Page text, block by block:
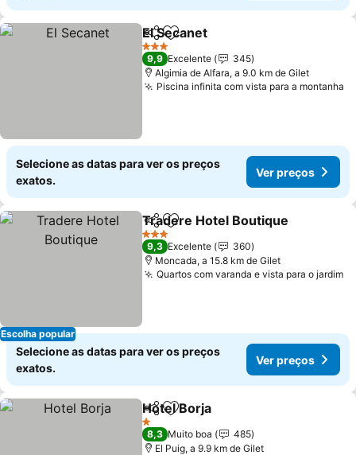
PartilharAdicionar aos favoritos
El Secanet
3 Estrelas
9,9 Excelente
345
Algimia de Alfara, a 9.0 km de Gilet
Piscina infinita com vista para a montanha
Selecione as datas para ver os preços
exatos.
Ver preços
Escolha popular
PartilharAdicionar aos favoritos
Tradere Hotel Boutique
3 Estrelas
9,3 Excelente
360
Moncada, a 15.8 km de Gilet
Quartos com varanda e vista para o jardim
Selecione as datas para ver os preços
exatos.
Ver preços
PartilharAdicionar aos favoritos
Hotel Borja
1 Estrelas
8,3 Muito boa
485
El Puig, a 9.9 km de Gilet